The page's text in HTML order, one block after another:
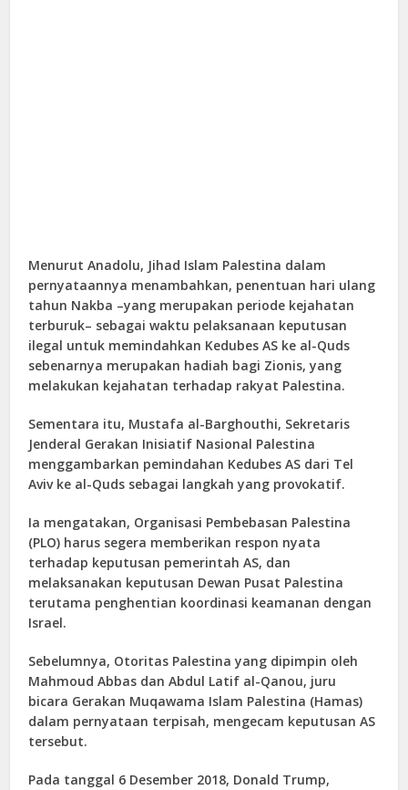
Menurut Anadolu, Jihad Islam Palestina dalam
pernyataannya menambahkan, penentuan hari ulang
tahun Nakba –yang merupakan periode kejahatan
terburuk– sebagai waktu pelaksanaan keputusan
ilegal untuk memindahkan Kedubes AS ke al-Quds
sebenarnya merupakan hadiah bagi Zionis, yang
melakukan kejahatan terhadap rakyat Palestina.
Sementara itu, Mustafa al-Barghouthi, Sekretaris
Jenderal Gerakan Inisiatif Nasional Palestina
menggambarkan pemindahan Kedubes AS dari Tel
Aviv ke al-Quds sebagai langkah yang provokatif.
Ia mengatakan, Organisasi Pembebasan Palestina
(PLO) harus segera memberikan respon nyata
terhadap keputusan pemerintah AS, dan
melaksanakan keputusan Dewan Pusat Palestina
terutama penghentian koordinasi keamanan dengan
Israel.
Sebelumnya, Otoritas Palestina yang dipimpin oleh
Mahmoud Abbas dan Abdul Latif al-Qanou, juru
bicara Gerakan Muqawama Islam Palestina (Hamas)
dalam pernyataan terpisah, mengecam keputusan AS
tersebut.
Pada tanggal 6 Desember 2018, Donald Trump,